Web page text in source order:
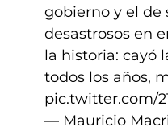
gobierno y el de
desastrosos en
la historia: cayó
todos los años,
pic.twitter.com/
— Mauricio